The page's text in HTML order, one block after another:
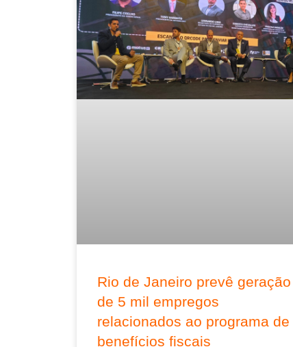
Rio de Janeiro prevê geração
de 5 mil empregos
relacionados ao programa de
benefícios fiscais